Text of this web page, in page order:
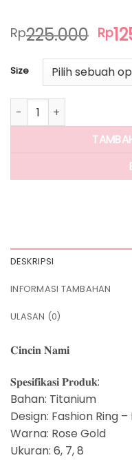
Rp225.000 Rp
Size
Kuantitas Panlandwoo
DESKRIPSI
INFORMASI TAMBAHAN
ULASAN (0)
𝐂𝐢𝐧𝐜𝐢𝐧 𝐍𝐚𝐦𝐢
𝐒𝐩𝐞𝐬𝐢𝐟𝐢𝐤𝐚𝐬𝐢 𝐏𝐫𝐨𝐝𝐮𝐤:
Bahan: Titanium
Design: Fashion Ring
Warna: Rose Gold
Ukuran: 6, 7, 8